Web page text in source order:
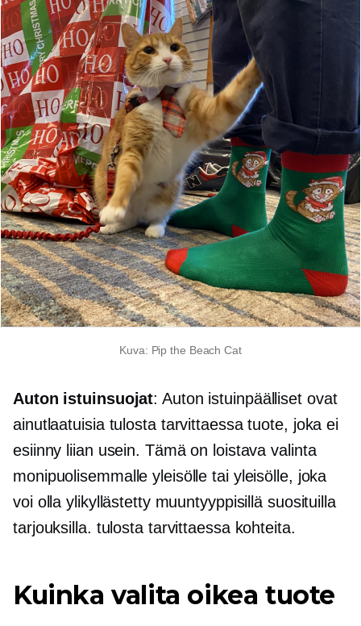
Kuva: Pip the Beach Cat
Auton istuinsuojat: Auton istuinpäälliset ovat
ainutlaatuisia tulosta tarvittaessatuote, joka ei
esiinny liian usein. Tämä on loistava valinta
monipuolisemmalle yleisölle tai yleisölle, joka
voi olla ylikyllästetty muuntyyppisillä suosituilla
tarjouksilla. tulosta tarvittaessakohteita.
Kuinka valita oikea tuote